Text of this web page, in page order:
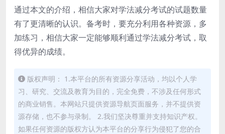
通过本文的介绍，相信大家对学法减分考试的试题数量
有了更清晰的认识。备考时，要充分利用各种资源，多
加练习，相信大家一定能够顺利通过学法减分考试，取
得优异的成绩。
版权声明： 1.本平台的所有资源分享活动，均以个人学
习、研究、交流及教育为目的，完全免费，不涉及任何形式
的商业销售。本网站只提供资源导航页面服务，并不提供资
源存储，也不参与录制。 2.我们坚决尊重并支持知识产权。
如果任何资源的版权方认为本平台的分享行为侵犯了您的合